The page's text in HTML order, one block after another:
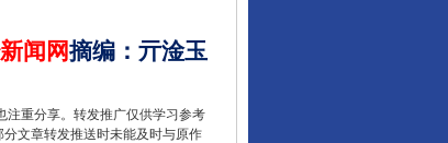
闻网摘编 ： 亓淦玉
注重分享。转发推广仅供学习参考
文章转发推送时未能及时与原作